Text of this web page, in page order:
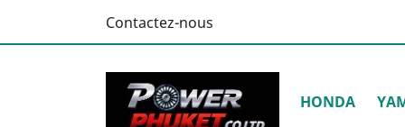
Contactez-nous
HONDA